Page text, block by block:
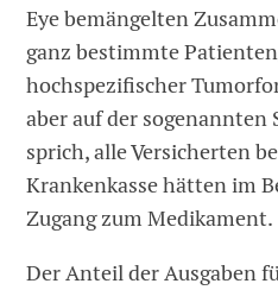
Eye bemängelten
ganz bestimmte
hochspezifischer
aber auf der
sprich, alle Versicherten
Krankenkasse hätten im
Zugang zum Medikament.
Der Anteil der Ausgaben